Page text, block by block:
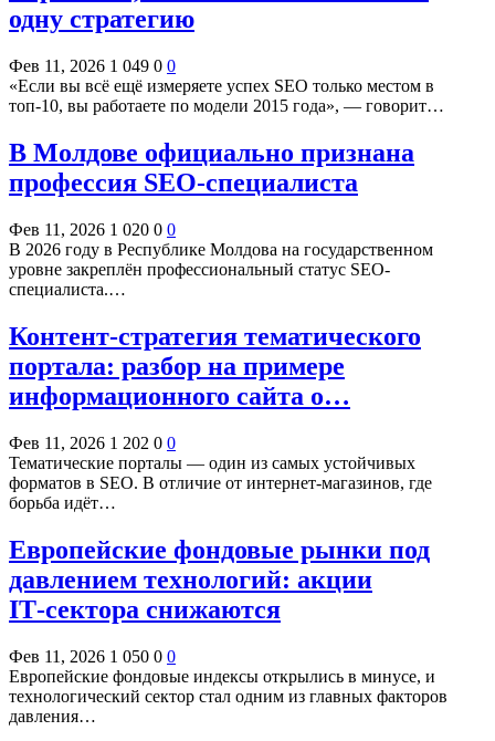
одну стратегию
Фев 11, 2026 1 049 0 0
«Если вы всё ещё измеряете успех SEO только местом в
топ-10, вы работаете по модели 2015 года», — говорит…
В Молдове официально признана
профессия SEO-специалиста
Фев 11, 2026 1 020 0 0
В 2026 году в Республике Молдова на государственном
уровне закреплён профессиональный статус SEO-
специалиста.…
Контент-стратегия тематического
портала: разбор на примере
информационного сайта о…
Фев 11, 2026 1 202 0 0
Тематические порталы — один из самых устойчивых
форматов в SEO. В отличие от интернет-магазинов, где
борьба идёт…
Европейские фондовые рынки под
давлением технологий: акции
IT‑сектора снижаются
Фев 11, 2026 1 050 0 0
Европейские фондовые индексы открылись в минусе, и
технологический сектор стал одним из главных факторов
давления…